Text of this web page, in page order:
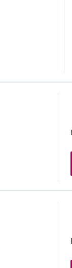
haben eine